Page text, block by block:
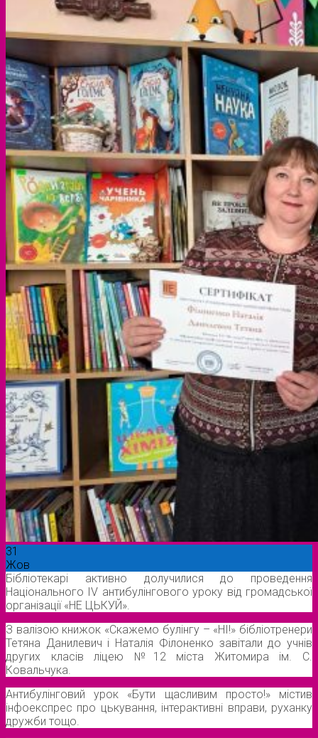
31
Жов
Бібліотекарі активно долучилися до проведення
Національного ІV антибулінгового уроку від громадської
організації «НЕ ЦЬКУЙ».
З валізою книжок «Скажемо булінгу – «НІ!» бібліотренери
Тетяна Данилевич і Наталія Філоненко завітали до учнів
других класів ліцею №12 міста Житомира ім. С.
Ковальчука.
Антибулінговий урок «Бути щасливим просто!» містив
інфоекспрес про цькування, інтерактивні вправи, руханку
дружби тощо.